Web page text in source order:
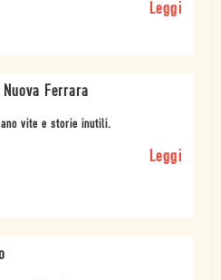
Leggi
Nuova Ferrara
vite e storie inutili.
Leggi